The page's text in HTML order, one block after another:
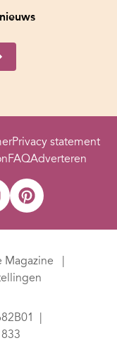
Privacy statement
FAQAdverteren
Magazine